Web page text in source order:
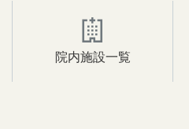
院内施設一覧